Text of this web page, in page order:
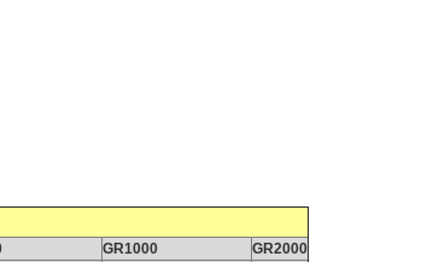
GR1000
GR2000